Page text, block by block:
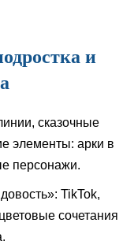
и
сказочные
элементы: арки в
персонажи.
TikTok,
сочетания